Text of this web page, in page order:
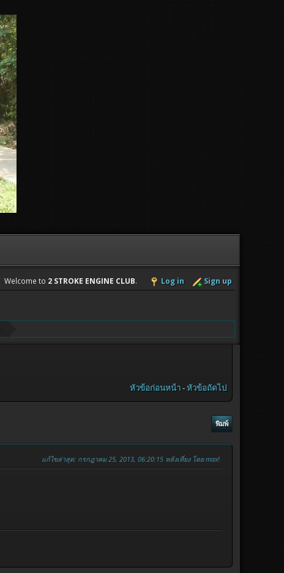
Welcome to 2 STROKE ENGINE CLUB. Log in Sign up
หัวข้อก่อนหน้า-หัวข้อถัดไป
พิมพ์
แก้ไขล่าสุด: กรกฎาคม 25, 2013, 06:20:15 หลังเที่ยง โดย max!